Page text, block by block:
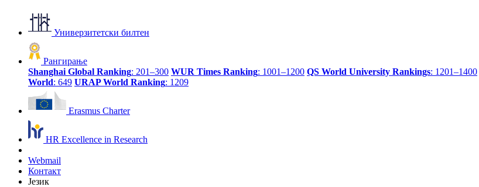
Универзитетски билтен
Рангирање
Shanghai Global Ranking: 201–300 WUR Times Ranking: 1001–1200 QS World University Rankings: 1201–1400
World: 649 URAP World Ranking: 1209
Erasmus Charter
HR Excellence in Research
Webmail
Контакт
Језик